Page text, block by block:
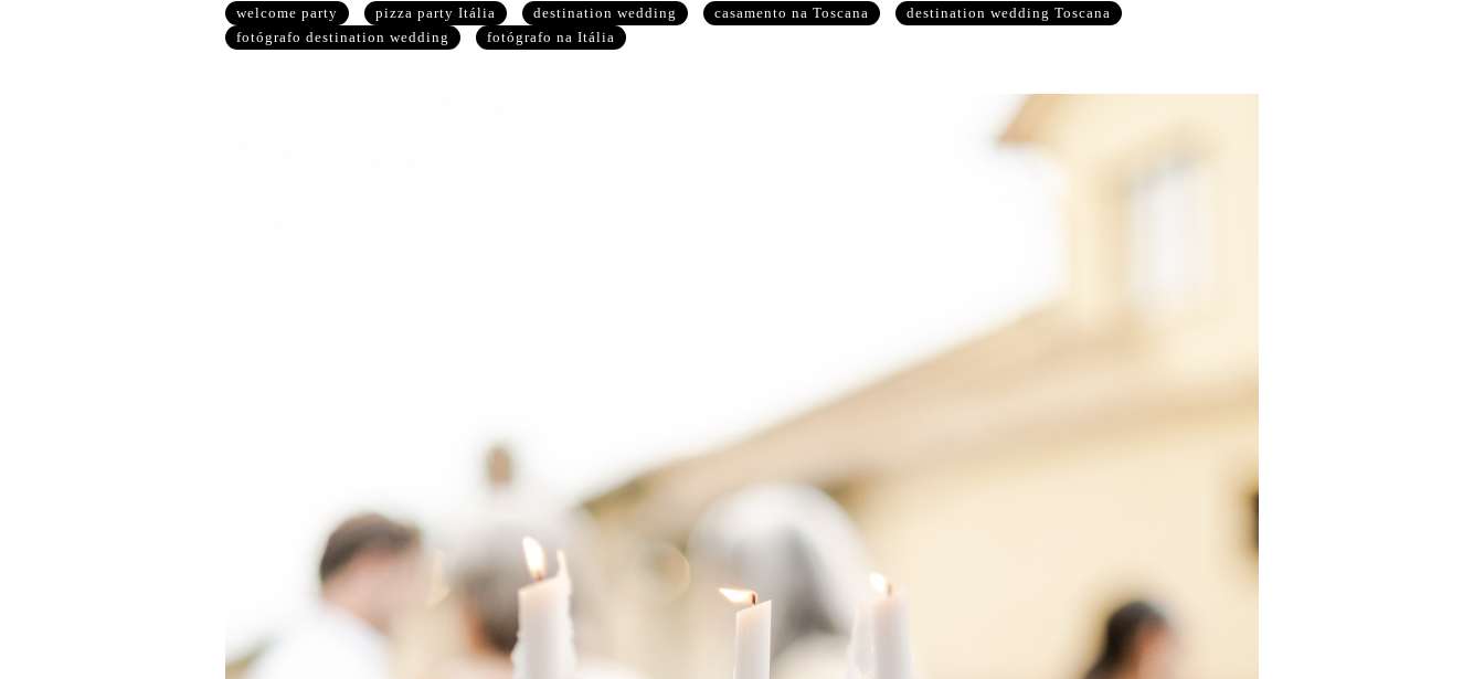
welcome party
pizza party Itália destination wedding casamento na Toscana
destination wedding Toscana
fotógrafo destination wedding
fotógrafo na Itália